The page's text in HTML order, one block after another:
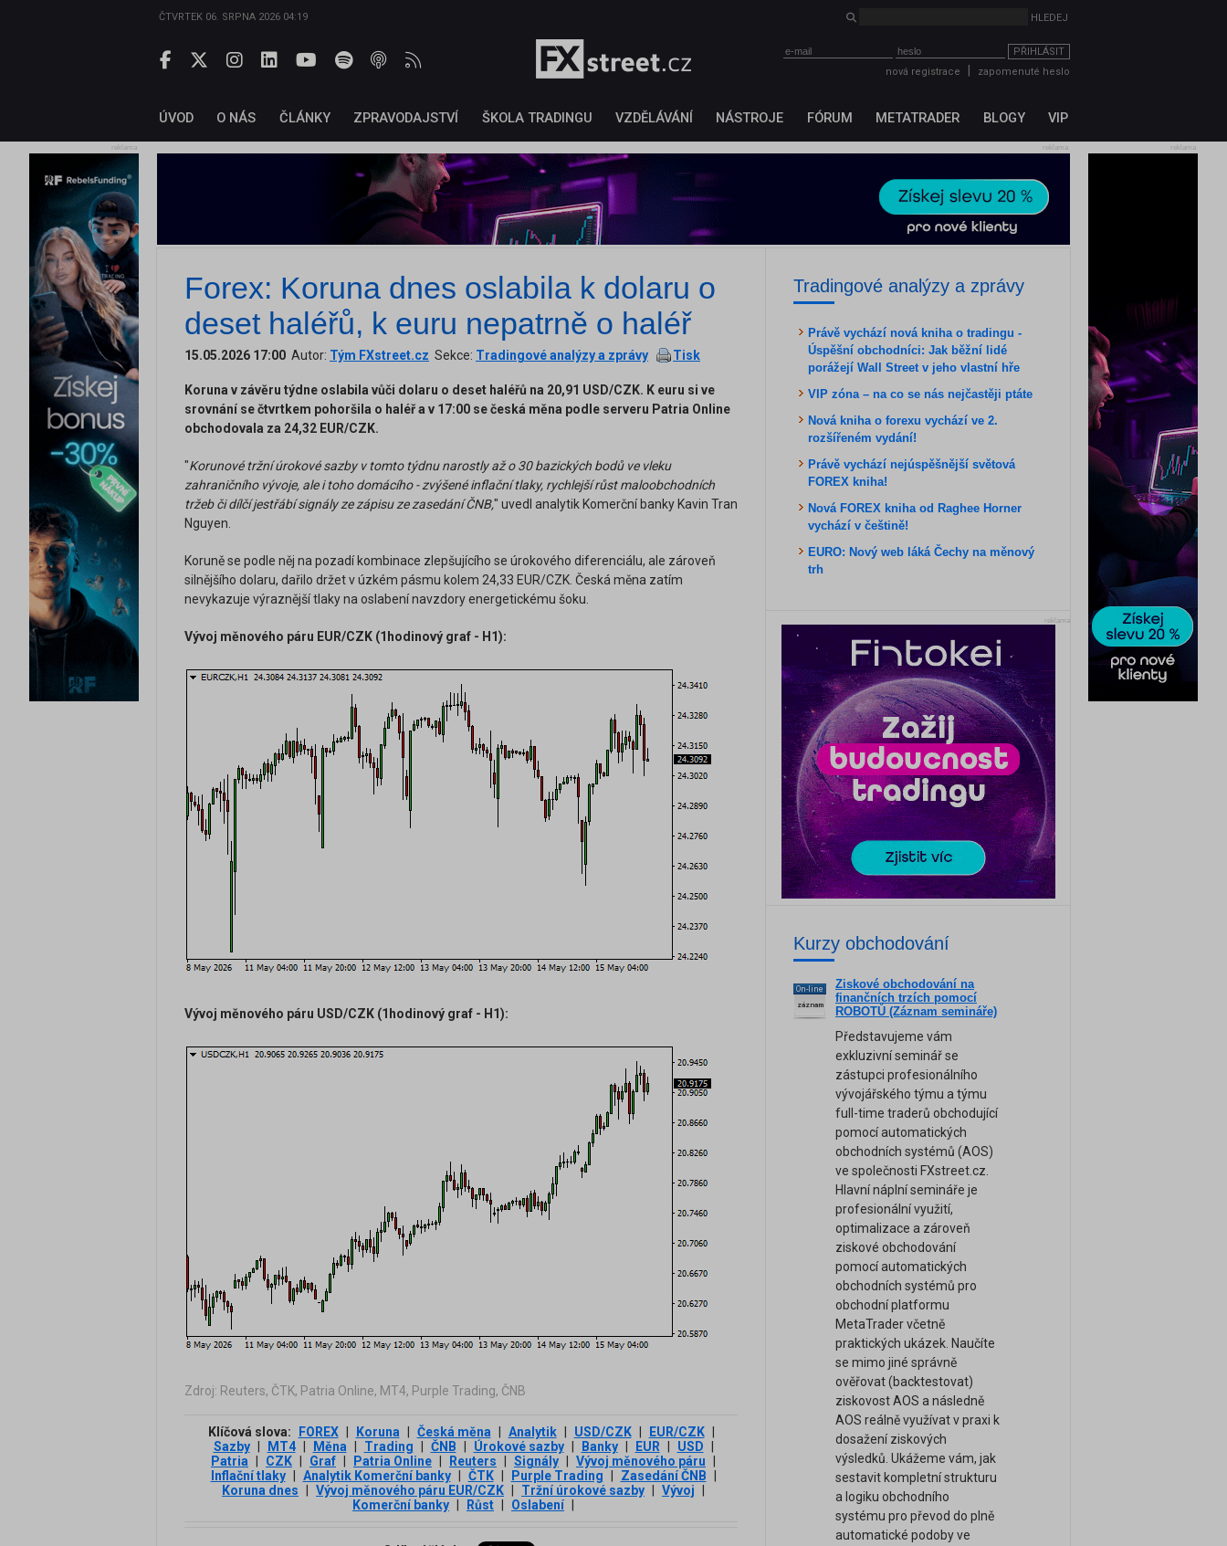
ČTVRTEK 06. SRPNA 2026 04:19 HLEDEJ
PŘIHLÁSIT
nová registrace
zapomenuté heslo
ÚVOD O NÁS ČLÁNKY ZPRAVODAJSTVÍ ŠKOLA TRADINGU VZDĚLÁVÁNÍ NÁSTROJE FÓRUM METATRADER BLOGY VIP
reklama reklama
reklama
Forex: Koruna dnes oslabila k dolaru o
deset haléřů, k euru nepatrně o haléř
15.05.2026 17:00 Autor: Tým FXstreet.cz Sekce: Tradingové analýzy a zprávy Tisk
Koruna v závěru týdne oslabila vůči dolaru o deset haléřů na 20,91 USD/CZK. K euru si ve
srovnání se čtvrtkem pohoršila o haléř a v 17:00 se česká měna podle serveru Patria Online
obchodovala za 24,32 EUR/CZK.
"Korunové tržní úrokové sazby v tomto týdnu narostly až o 30 bazických bodů ve vleku
zahraničního vývoje, ale i toho domácího - zvýšené inflační tlaky, rychlejší růst maloobchodních
tržeb či dílčí jestřábí signály ze zápisu ze zasedání ČNB," uvedl analytik Komerční banky Kavin Tran
Nguyen.
Koruně se podle něj na pozadí kombinace zlepšujícího se úrokového diferenciálu, ale zároveň
silnějšího dolaru, dařilo držet v úzkém pásmu kolem 24,33 EUR/CZK. Česká měna zatím
nevykazuje výraznější tlaky na oslabení navzdory energetickému šoku.
Vývoj měnového páru EUR/CZK (1hodinový graf - H1):
Vývoj měnového páru USD/CZK (1hodinový graf - H1):
Zdroj: Reuters, ČTK, Patria Online, MT4, Purple Trading, ČNB
Klíčová slova: FOREX Koruna Česká měna Analytik USD/CZK EUR/CZK
Sazby
MT4 Měna Trading ČNB Úrokové sazby Banky EUR USD
Patria
CZK Graf Patria Online Reuters Signály Vývoj měnového páru
Inflační tlaky
Analytik Komerční banky ČTK Purple Trading Zasedání ČNB
Koruna dnes
Vývoj měnového páru EUR/CZK Tržní úrokové sazby Vývoj
Komerční banky
Růst Oslabení
Tradingové analýzy a zprávy
Právě vychází nová kniha o tradingu -
Úspěšní obchodníci: Jak běžní lidé
porážejí Wall Street v jeho vlastní hře
VIP zóna – na co se nás nejčastěji ptáte
Nová kniha o forexu vychází ve 2.
rozšířeném vydání!
Právě vychází nejúspěšnější světová
FOREX kniha!
Nová FOREX kniha od Raghee Horner
vychází v češtině!
EURO: Nový web láká Čechy na měnový
trh
reklama
Kurzy obchodování
On-line
záznam
Ziskové obchodování na
finančních trzích pomocí
ROBOTŮ (Záznam semináře)
Představujeme vám
exkluzivní seminář se
zástupci profesionálního
vývojářského týmu a týmu
full-time traderů obchodující
pomocí automatických
obchodních systémů (AOS)
ve společnosti FXstreet.cz.
Hlavní náplní semináře je
profesionální využití,
optimalizace a zároveň
ziskové obchodování
pomocí automatických
obchodních systémů pro
obchodní platformu
MetaTrader včetně
praktických ukázek. Naučíte
se mimo jiné správně
ověřovat (backtestovat)
ziskovost AOS a následně
AOS reálně využívat v praxi k
dosažení ziskových
výsledků. Ukážeme vám, jak
sestavit kompletní strukturu
a logiku obchodního
systému pro převod do plně
automatické podoby ve